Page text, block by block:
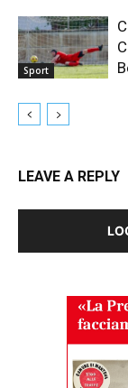
Sport
LEAVE A REPLY